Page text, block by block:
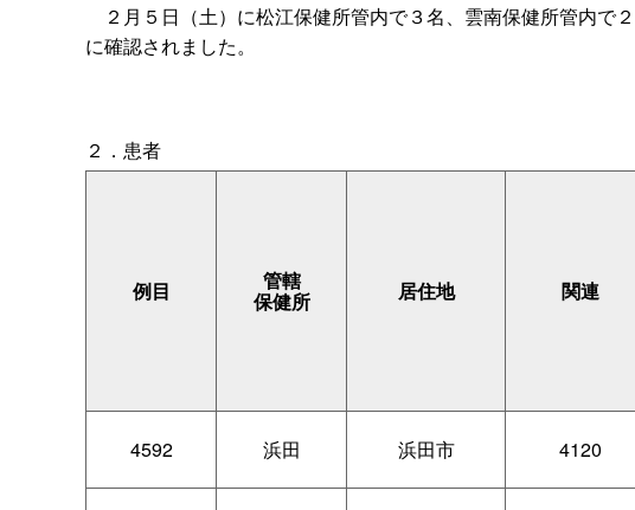
２月５日（土）に松江保健所管内で３名、雲南保健所管内で
に確認されました。
２．患者
例目 管轄
保健所 居住地 関連
4592 浜田 浜田市 4120